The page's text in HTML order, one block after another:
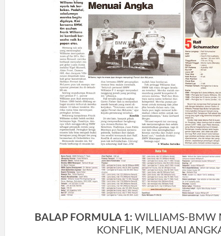
BALAP FORMULA 1:WILLIAMS-BMW
KONFLIK, MENUAI